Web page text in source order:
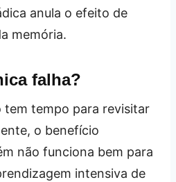
anula o efeito de
memória.
falha?
tem tempo para revisitar
o benefício
não funciona bem para
intensiva de